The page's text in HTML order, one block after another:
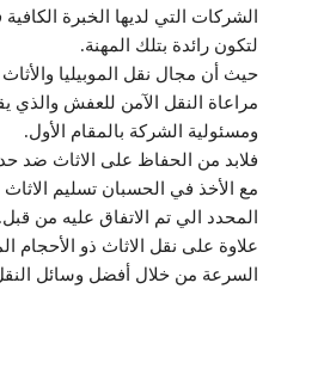
الشركات التي لديها الخبرة
لتكون رائدة بتلك المهنة.
حيث أن مجال نقل الموبيليا
مراعاة النقل الآمن للعفش والذي
ومسئولية الشركة بالمقام الأول.
فلابد من الحفاظ على الاثاث
مع الأخذ في الحسبان تسليم الاثاث
المحدد الي تم الاتفاق عليه من قبل.
علاوة على نقل الاثاث ذو الأحجام
السرعة من خلال أفضل وسائل